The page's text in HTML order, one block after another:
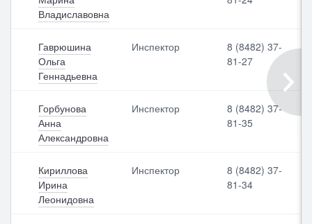
Владиславовна
Гаврюшина
Ольга
Геннадьевна
Инспектор
8 (8482) 37-
81-27
Горбунова
Анна
Александровна
Инспектор
8 (8482) 37-
81-35
Кириллова
Ирина
Леонидовна
Инспектор
8 (8482) 37-
81-34